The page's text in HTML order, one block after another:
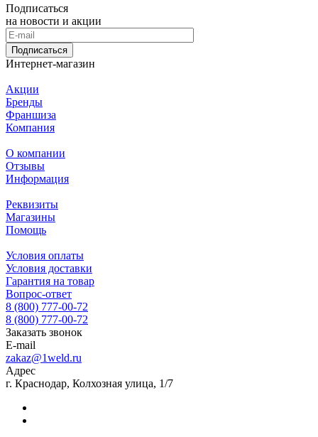
Подписаться
на новости и акции
Подписаться
Интернет-магазин
Акции
Бренды
Франшиза
Компания
О компании
Отзывы
Информация
Реквизиты
Магазины
Помощь
Условия оплаты
Условия доставки
Гарантия на товар
Вопрос-ответ
8 (800) 777-00-72
8 (800) 777-00-72
Заказать звонок
E-mail
zakaz@1weld.ru
Адрес
г. Краснодар, Колхозная улица, 1/7